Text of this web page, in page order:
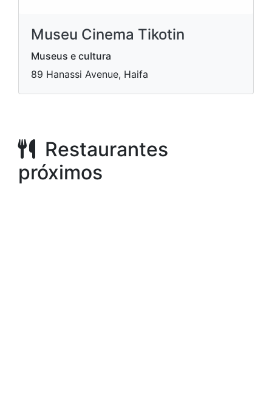
Museu Cinema Tikotin
Museus e cultura
89 Hanassi Avenue, Haifa
Restaurantes
próximos